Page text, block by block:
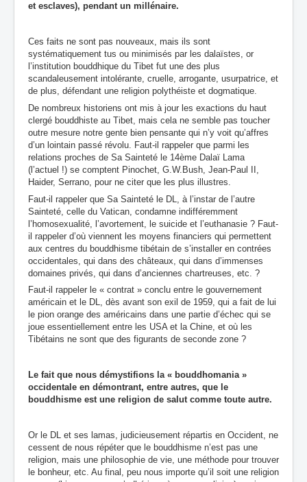
et esclaves), pendant un millénaire.
Ces faits ne sont pas nouveaux, mais ils sont
systématiquement tus ou minimisés par les dalaïstes, or
l’institution bouddhique du Tibet fut une des plus
scandaleusement intolérante, cruelle, arrogante, usurpatrice, et
de plus, défendant une religion polythéiste et dogmatique.
De nombreux historiens ont mis à jour les exactions du haut
clergé bouddhiste au Tibet, mais cela ne semble pas toucher
outre mesure notre gente bien pensante qui n’y voit qu’affres
d’un lointain passé révolu. Faut-il rappeler que parmi les
relations proches de Sa Sainteté le 14ème Dalaï Lama
(l’actuel !) se comptent Pinochet, G.W.Bush, Jean-Paul II,
Haider, Serrano, pour ne citer que les plus illustres.
Faut-il rappeler que Sa Sainteté le DL, à l’instar de l’autre
Sainteté, celle du Vatican, condamne indifféremment
l’homosexualité, l’avortement, le suicide et l’euthanasie ? Faut-
il rappeler d’où viennent les moyens financiers qui permettent
aux centres du bouddhisme tibétain de s’installer en contrées
occidentales, qui dans des châteaux, qui dans d’immenses
domaines privés, qui dans d’anciennes chartreuses, etc. ?
Faut-il rappeler le « contrat » conclu entre le gouvernement
américain et le DL, dès avant son exil de 1959, qui a fait de lui
le pion orange des américains dans une partie d’échec qui se
joue essentiellement entre les USA et la Chine, et où les
Tibétains ne sont que des figurants de seconde zone ?
Le fait que nous démystifions la « bouddhomania »
occidentale en démontrant, entre autres, que le
bouddhisme est une religion de salut comme toute autre.
Or le DL et ses lamas, judicieusement répartis en Occident, ne
cessent de nous répéter que le bouddhisme n’est pas une
religion, mais une philosophie de vie, une méthode pour trouver
le bonheur, etc. Au final, peu nous importe qu’il soit une religion